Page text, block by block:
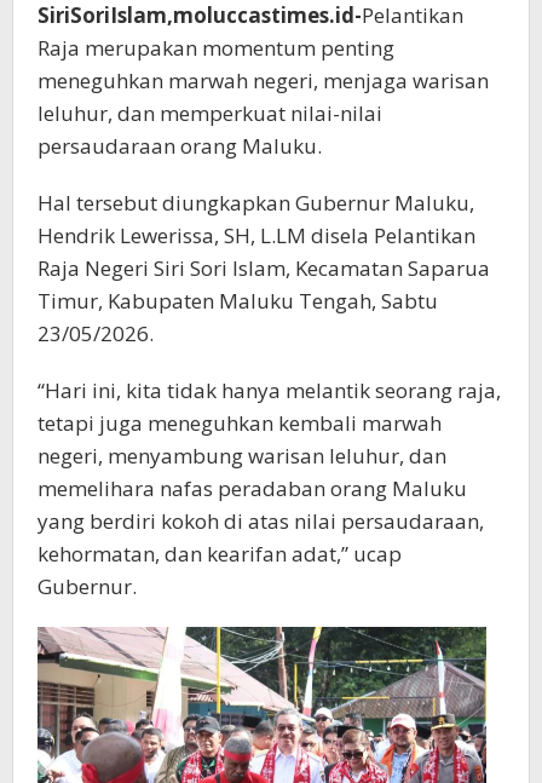
SiriSoriIslam,moluccastimes.id-Pelantikan
Raja merupakan momentum penting
meneguhkan marwah negeri, menjaga warisan
leluhur, dan memperkuat nilai-nilai
persaudaraan orang Maluku.
Hal tersebut diungkapkan Gubernur Maluku,
Hendrik Lewerissa, SH, L.LM disela Pelantikan
Raja Negeri Siri Sori Islam, Kecamatan Saparua
Timur, Kabupaten Maluku Tengah, Sabtu
23/05/2026.
“Hari ini, kita tidak hanya melantik seorang raja,
tetapi juga meneguhkan kembali marwah
negeri, menyambung warisan leluhur, dan
memelihara nafas peradaban orang Maluku
yang berdiri kokoh di atas nilai persaudaraan,
kehormatan, dan kearifan adat,” ucap
Gubernur.